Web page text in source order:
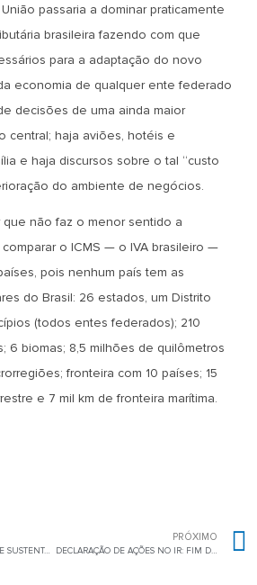
passaria a dominar praticamente
brasileira fazendo com que
para a adaptação do novo
economia de qualquer ente federado
decisões de uma ainda maior
central; haja aviões, hotéis e
e haja discursos sobre o tal “custo
do ambiente de negócios.
que não faz o menor sentido a
o ICMS — o IVA brasileiro —
pois nenhum país tem as
do Brasil: 26 estados, um Distrito
(todos entes federados); 210
6 biomas; 8,5 milhões de quilômetros
fronteira com 10 países; 15
e 7 mil km de fronteira marítima.
PILARES DA ADEQUAÇÃO E SUSTENTABILIDADE NA CONFORMIDADE DA LGPD
PRÓXIMO
DECLARAÇÃO DE AÇÕES NO IR: FIM DA OBRIGATORIEDADE EXIGE ATENÇÃO